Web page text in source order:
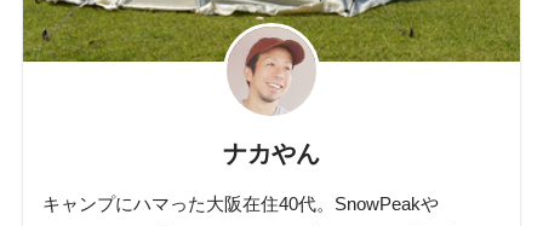
ナカやん
キャンプにハマった大阪在住40代。SnowPeakや